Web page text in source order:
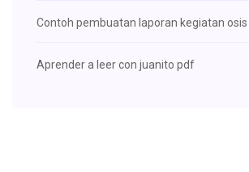
Contoh pembuatan laporan kegiatan osis
Aprender a leer con juanito pdf